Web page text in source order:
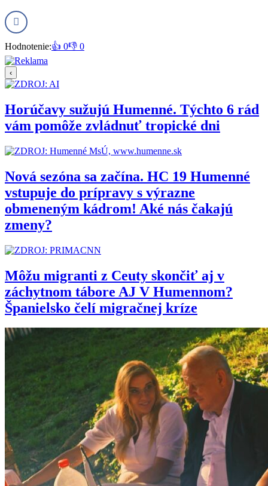
Hodnotenie:👍 0👎 0
‹
Horúčavy sužujú Humenné. Týchto 6 rád
vám pomôže zvládnuť tropické dni
Nová sezóna sa začína. HC 19 Humenné
vstupuje do prípravy s výrazne
obmeneným kádrom! Aké nás čakajú
zmeny?
Môžu migranti z Ceuty skončiť aj v
záchytnom tábore AJ V Humennom?
Španielsko čelí migračnej kríze